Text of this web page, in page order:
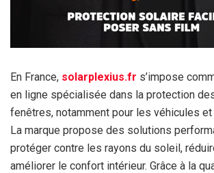
En France, solarplexius.fr s’impose
en ligne spécialisée dans la protection
fenêtres, notamment pour les véhicules
La marque propose des solutions
protéger contre les rayons du soleil,
améliorer le confort intérieur. Grâce à la